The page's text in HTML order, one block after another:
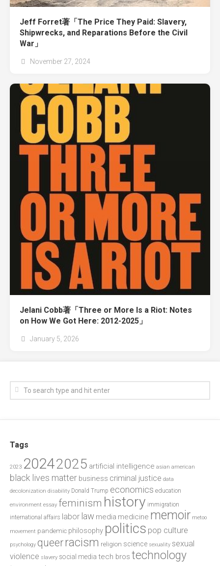
Jeff Forret著「The Price They Paid: Slavery,
Shipwrecks, and Reparations Before the Civil
War」
November 27, 2024
Jelani Cobb著「Three or More Is a Riot: Notes
on How We Got Here: 2012-2025」
January 5, 2026
Tags
2023 20242025 artificial intelligence asian american
black lives matter business criminal justice data
decolonization disability Donald Trump economics education
environment essay feminism history immigration
international affairs labor law media medicine memoir metoo
movement pandemic philosophy politics pop culture
psychology queerracism religion science sexuality sexual
violence slavery social media tech bros technology